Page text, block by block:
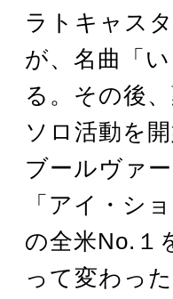
ラトキャス
が、名曲「
る。その後
ソロ活動を
ブールヴァ
「アイ・シ
の全米No.１
って変わっ